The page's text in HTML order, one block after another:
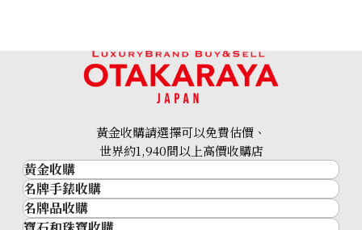
Vacheron Constantin
Malta Large Calendar
42015/000G-8902 White
HKD 44,633.52
Vacheron Constantin
Malta Grand Classic
81000/000J-9106 Gold
參考回收價
HKD 63,404.40
黃金收購請選擇可以免費估價、
世界約1,940間以上高價收購店
黃金收購
黃金･金條
金條
名牌手錶收購
名牌手錶收購
名牌品收購